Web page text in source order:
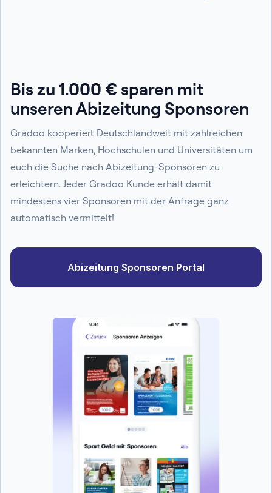
Bis zu 1.000 € sparen mit
unseren Abizeitung Sponsoren
Gradoo kooperiert Deutschlandweit mit zahlreichen
bekannten Marken, Hochschulen und Universitäten um
euch die Suche nach Abizeitung-Sponsoren zu
erleichtern. Jeder Gradoo Kunde erhält damit
mindestens vier Sponsoren mit der Anfrage ganz
automatisch vermittelt!
Abizeitung Sponsoren Portal